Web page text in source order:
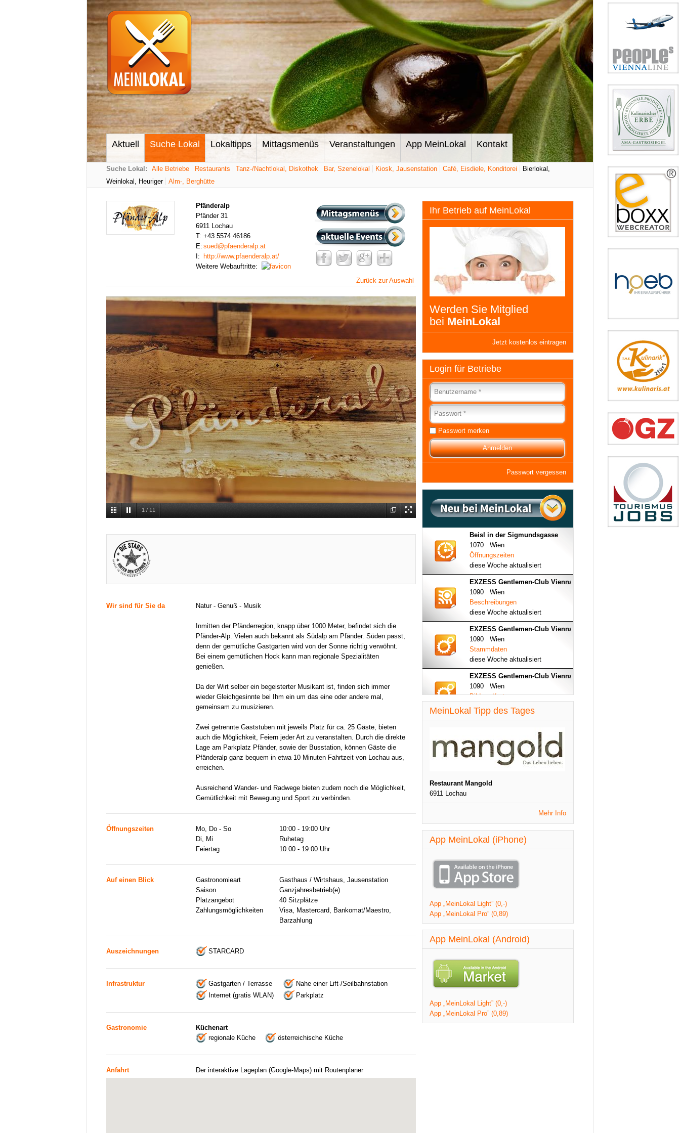
Aktuell Suche Lokal Lokaltipps Mittagsmenüs Veranstaltungen App MeinLokal Kontakt
Suche Lokal: Alle Betriebe Restaurants Tanz-/Nachtlokal, Diskothek Bar, Szenelokal Kiosk, Jausenstation Café, Eisdiele, Konditorei
Bierlokal,
Weinlokal, Heuriger
Alm-, Berghütte
Pfänderalp
Pfänder 31
6911 Lochau
T: +43 5574 46186
E: sued@pfaenderalp.at
I:
http://www.pfaenderalp.at/
Weitere Webauftritte:
Zurück zur Auswahl
1 / 11
Wir sind für Sie da Natur - Genuß - Musik
Inmitten der Pfänderregion, knapp über 1000 Meter, befindet sich die
Pfänder-Alp. Vielen auch bekannt als Südalp am Pfänder. Süden passt,
denn der gemütliche Gastgarten wird von der Sonne richtig verwöhnt.
Bei einem gemütlichen Hock kann man regionale Spezialitäten
genießen.
Da der Wirt selber ein begeisterter Musikant ist, finden sich immer
wieder Gleichgesinnte bei Ihm ein um das eine oder andere mal,
gemeinsam zu musizieren.
Zwei getrennte Gaststuben mit jeweils Platz für ca. 25 Gäste, bieten
auch die Möglichkeit, Feiern jeder Art zu veranstalten. Durch die direkte
Lage am Parkplatz Pfänder, sowie der Busstation, können Gäste die
Pfänderalp ganz bequem in etwa 10 Minuten Fahrtzeit von Lochau aus,
erreichen.
Ausreichend Wander- und Radwege bieten zudem noch die Möglichkeit,
Gemütlichkeit mit Bewegung und Sport zu verbinden.
Öffnungszeiten Mo, Do - So
10:00 - 19:00 Uhr
Di, Mi
Ruhetag
Feiertag
10:00 - 19:00 Uhr
Auf einen Blick Gastronomieart
Gasthaus / Wirtshaus, Jausenstation
Saison
Ganzjahresbetrieb(e)
Platzangebot
40 Sitzplätze
Zahlungsmöglichkeiten
Visa, Mastercard, Bankomat/Maestro,
Barzahlung
Auszeichnungen STARCARD
Infrastruktur Gastgarten / Terrasse
Nahe einer Lift-/Seilbahnstation
Internet (gratis WLAN)
Parkplatz
Gastronomie
Küchenart
regionale Küche
österreichische Küche
Anfahrt Der interaktive Lageplan (Google-Maps) mit Routenplaner
Ihr Betrieb auf MeinLokal
Werden Sie Mitglied
bei MeinLokal
Jetzt kostenlos eintragen
Login für Betriebe
Passwort merken
Passwort vergessen
Beisl in der Sigmundsgasse
1070 Wien
Öffnungszeiten
diese Woche aktualisiert
EXZESS Gentlemen-Club Vienna
1090 Wien
Beschreibungen
diese Woche aktualisiert
EXZESS Gentlemen-Club Vienna
1090 Wien
Stammdaten
diese Woche aktualisiert
EXZESS Gentlemen-Club Vienna
1090 Wien
Bilder - Karte
diese Woche aktualisiert
Veranstaltungen
diese Woche aktualisiert
MeinLokal Tipp des Tages
Restaurant Mangold
6911 Lochau
Mehr Info
App MeinLokal (iPhone)
App „MeinLokal Light” (0,-)
App „MeinLokal Pro” (0,89)
App MeinLokal (Android)
App „MeinLokal Light” (0,-)
App „MeinLokal Pro” (0,89)